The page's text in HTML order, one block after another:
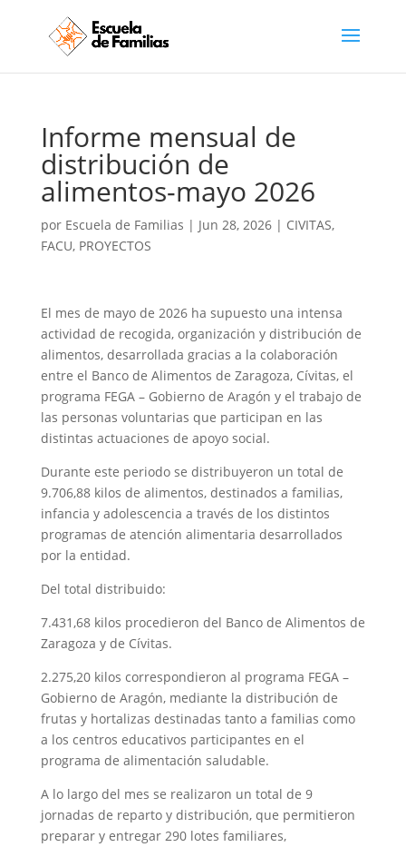
Informe mensual de
distribución de
alimentos-mayo 2026
por Escuela de Familias | Jun 28, 2026| CIVITAS,
FACU, PROYECTOS
El mes de mayo de 2026 ha supuesto una intensa
actividad de recogida, organización y distribución de
alimentos, desarrollada gracias a la colaboración
entre el Banco de Alimentos de Zaragoza, Cívitas, el
programa FEGA – Gobierno de Aragón y el trabajo de
las personas voluntarias que participan en las
distintas actuaciones de apoyo social.
Durante este periodo se distribuyeron un total de
9.706,88 kilos de alimentos, destinados a familias,
infancia y adolescencia a través de los distintos
programas de atención alimentaria desarrollados
por la entidad.
Del total distribuido:
7.431,68 kilos procedieron del Banco de Alimentos de
Zaragoza y de Cívitas.
2.275,20 kilos correspondieron al programa FEGA –
Gobierno de Aragón, mediante la distribución de
frutas y hortalizas destinadas tanto a familias como
a los centros educativos participantes en el
programa de alimentación saludable.
A lo largo del mes se realizaron un total de 9
jornadas de reparto y distribución, que permitieron
preparar y entregar 290 lotes familiares,